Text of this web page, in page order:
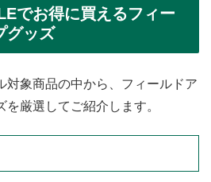
でお得に買えるフィー
グッズ
対象商品の中から、フィールドア
厳選してご紹介します。